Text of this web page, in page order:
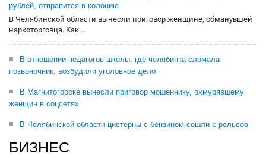
рублей, отправится в колонию
В Челябинской области вынесли приговор женщине, обманувшей
наркоторговца. Как...
В отношении педагогов школы, где челябинка сломала
позвоночник, возбудили уголовное дело
В Магнитогорске вынесли приговор мошеннику, охмурявшему
женщин в соцсетях
В Челябинской области цистерны с бензином сошли с рельсов
БИЗНЕС